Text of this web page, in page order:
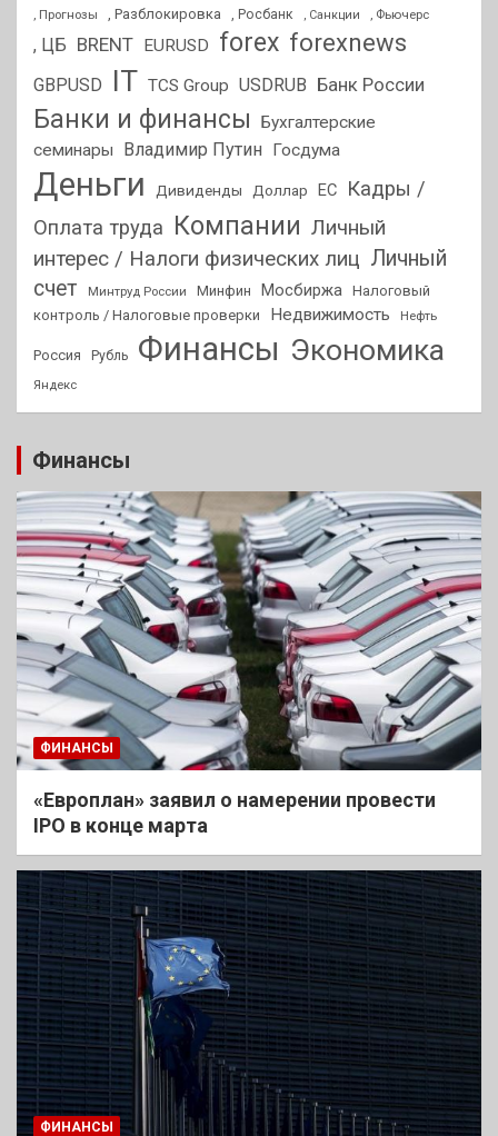
, Прогнозы , Разблокировка , Росбанк , Санкции , Фьючерс
, ЦБ BRENT EURUSD forex forexnews
GBPUSD IT TCS Group USDRUB Банк России
Банки и финансы
Бухгалтерские
семинары
Владимир Путин Госдума
Деньги Дивиденды Доллар ЕС
Кадры /
Оплата труда Компании Личный
интерес / Налоги физических лиц Личный
счет
Минтруд России Минфин Мосбиржа Налоговый
контроль / Налоговые проверки
Недвижимость Нефть
Россия Рубль Финансы Экономика
Яндекс
Финансы
ФИНАНСЫ
«Европлан» заявил о намерении провести
IPO в конце марта
ФИНАНСЫ